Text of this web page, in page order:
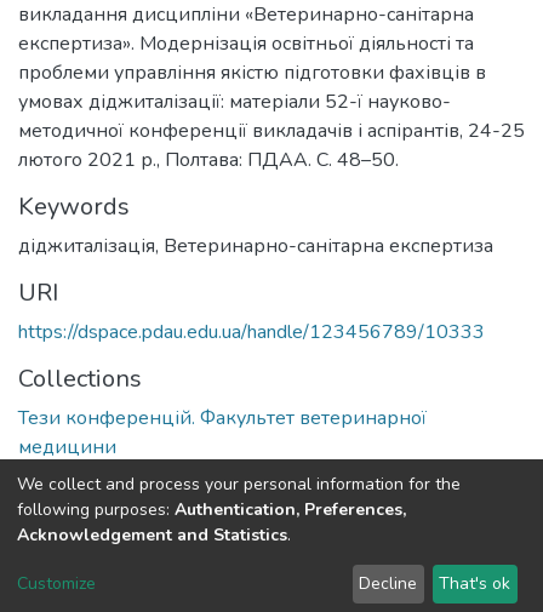
викладання дисципліни «Ветеринарно-санітарна
експертиза». Модернізація освітньої діяльності та
проблеми управління якістю підготовки фахівців в
умовах діджиталізації: матеріали 52-ї науково-
методичної конференції викладачів і аспірантів, 24-25
лютого 2021 р., Полтава: ПДАА. С. 48–50.
Keywords
діджиталізація, Ветеринарно-санітарна експертиза
URI
https://dspace.pdau.edu.ua/handle/123456789/10333
Collections
Тези конференцій. Факультет ветеринарної
медицини
Full item page
DSpace software copyright © 2002-2026 LYRASIS
Send Feedback
We collect and process your personal information for the
following purposes: Authentication, Preferences,
Acknowledgement and Statistics.
Customize Decline That's ok